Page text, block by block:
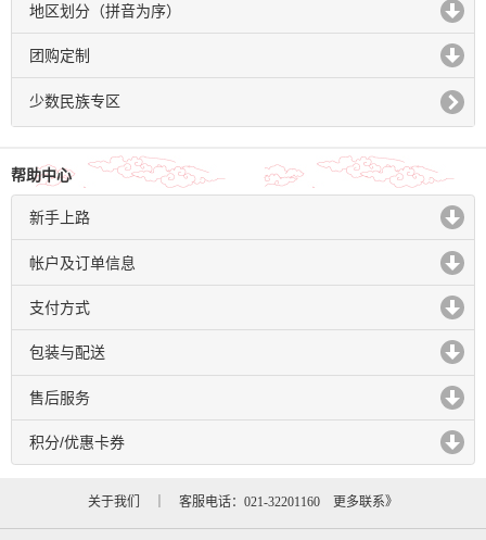
地区划分（拼音为序）
click to expand contents
团购定制
click to expand contents
少数民族专区
帮助中心
新手上路
click to expand contents
帐户及订单信息
click to expand contents
支付方式
click to expand contents
包装与配送
click to expand contents
售后服务
click to expand contents
积分/优惠卡券
click to expand contents
关于我们 ｜ 客服电话：021-32201160 更多联系》